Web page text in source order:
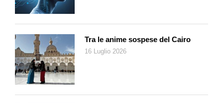
Tra le anime sospese del Cairo
16 Luglio 2026